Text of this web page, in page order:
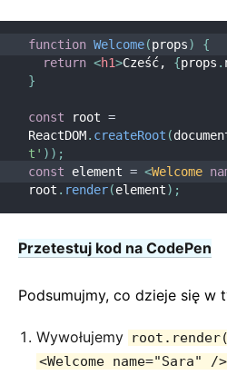
function Welcome(props)
{
return <h1>Cześć, {props .
}
const root =
ReactDOM. createRoot (
t' ) ) ;
const element = <Welcome
root . render(element) ;
Przetestuj kod na CodePen
Podsumujmy, co dzieje się w
Wywołujemy
<Welcome name="Sara" />
AJAX i API
Babel, JSX i budowanie
Stan komponentu
Style i CSS
Struktura plików